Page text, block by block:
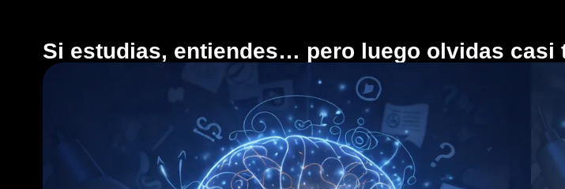
Si estudias, entiendes… pero luego olvidas casi